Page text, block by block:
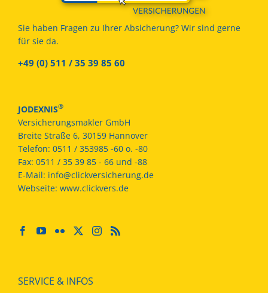
Sie haben Fragen zu Ihrer Absicherung? Wir sind gerne
für sie da.
+49 (0) 511 / 35 39 85 60
JODEXNIS®
Versicherungsmakler GmbH
Breite Straße 6, 30159 Hannover
Telefon: 0511 / 353985 -60 o. -80
Fax: 0511 / 35 39 85 - 66 und -88
E-Mail: info@clickversicherung.de
Webseite: www.clickvers.de
SERVICE & INFOS